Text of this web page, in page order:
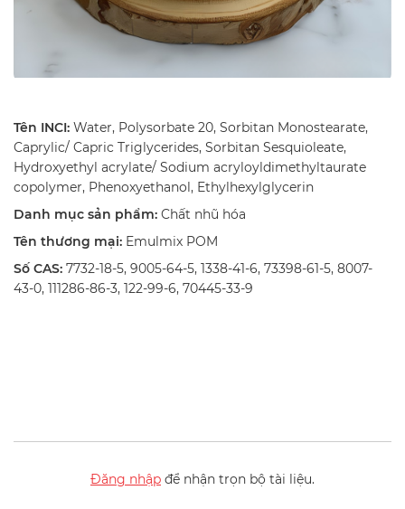
Tên INCI: Water, Polysorbate 20, Sorbitan Monostearate,
Caprylic/ Capric Triglycerides, Sorbitan Sesquioleate,
Hydroxyethyl acrylate/ Sodium acryloyldimethyltaurate
copolymer, Phenoxyethanol, Ethylhexylglycerin
Danh mục sản phẩm: Chất nhũ hóa
Tên thương mại: Emulmix POM
Số CAS: 7732-18-5, 9005-64-5, 1338-41-6, 73398-61-5, 8007-
43-0, 111286-86-3, 122-99-6, 70445-33-9
Đăng nhập để nhận trọn bộ tài liệu.